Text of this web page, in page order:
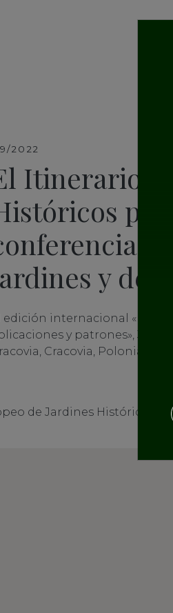
2022
Itinerario
y
edición internacional
y patrones», 3 y 4
Cracovia, Polonia.